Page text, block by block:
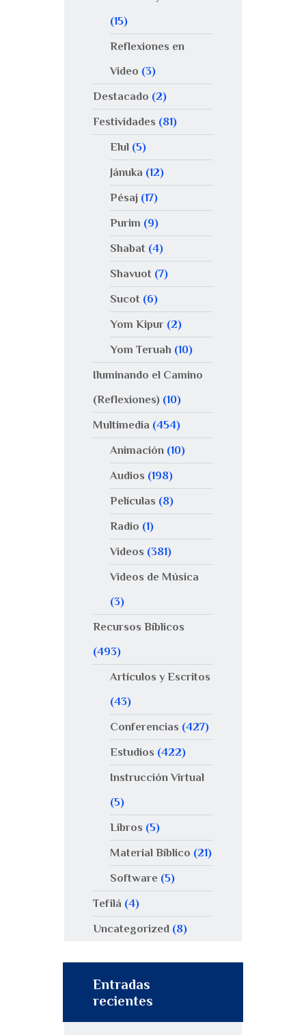
(15)
Reflexiones en
Video (3)
Destacado (2)
Festividades (81)
Elul(5)
Jánuka (12)
Pésaj(17)
Purim (9)
Shabat(4)
Shavuot(7)
Sucot(6)
Yom Kipur(2)
Yom Teruah (10)
Iluminando el Camino
(Reflexiones) (10)
Multimedia (454)
Animación(10)
Audios (198)
Películas (8)
Radio (1)
Videos (381)
Videos de Música
(3)
Recursos Bíblicos
(493)
Artículos y Escritos
(43)
Conferencias (427)
Estudios (422)
Instrucción Virtual
(5)
Libros (5)
Material Bíblico (21)
Software(5)
Tefilá (4)
Uncategorized (8)
Entradas
recientes